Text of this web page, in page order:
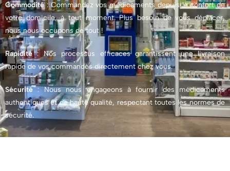
Commodité: Commandez vos médicaments depuis le confort de
votre domicile, à tout moment. Plus besoin de vous déplacer,
nous nous occupons de tout !
Rapidité: Nos processus efficaces garantissent une livraison
rapide de vos commandes directement chez vous.
Sécurité: Nous nous engageons à fournir des médicaments
authentiques et de haute qualité, respectant toutes les normes de
sécurité.